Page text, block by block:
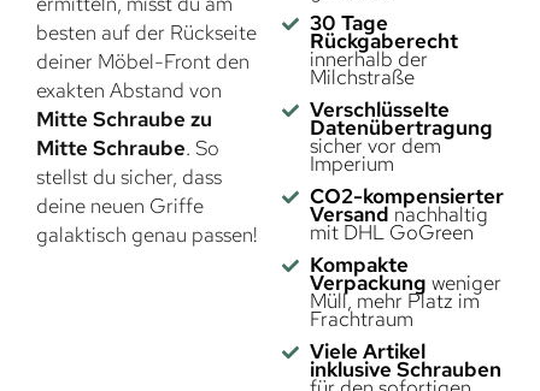
besten auf der Rückseite
deiner Möbel-Front den
exakten Abstand von
Mitte Schraube zu
Mitte Schraube. So
stellst du sicher, dass
deine neuen Griffe
galaktisch genau passen!
30 Tage
Rückgaberecht
innerhalb der
Milchstraße
Verschlüsselte
Datenübertragung
sicher vor dem
Imperium
CO2-kompensierter
Versand nachhaltig
mit DHL GoGreen
Kompakte
Verpackung weniger
Müll, mehr Platz im
Frachtraum
Viele Artikel
inklusive Schrauben